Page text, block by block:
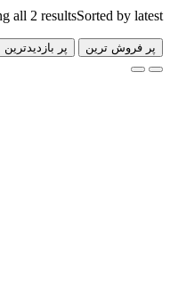
Showing all 2 resultsSorted
ترین پر بازدیدترین جدیدترین